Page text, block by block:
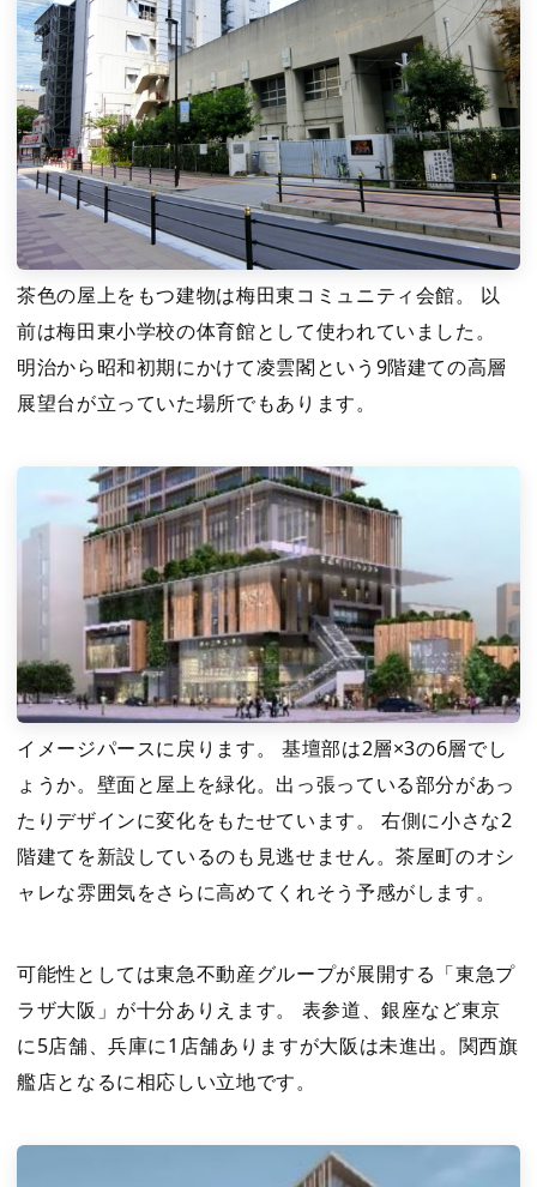
茶色の屋上をもつ建物は梅田東コミュニティ会館。 以
前は梅田東小学校の体育館として使われていました。
明治から昭和初期にかけて凌雲閣という9階建ての高層
展望台が立っていた場所でもあります。
イメージパースに戻ります。 基壇部は2層×3の6層でし
ょうか。壁面と屋上を緑化。出っ張っている部分があっ
たりデザインに変化をもたせています。 右側に小さな2
階建てを新設しているのも見逃せません。茶屋町のオシ
ャレな雰囲気をさらに高めてくれそう予感がします。
可能性としては東急不動産グループが展開する「東急プ
ラザ大阪」が十分ありえます。 表参道、銀座など東京
に5店舗、兵庫に1店舗ありますが大阪は未進出。関西旗
艦店となるに相応しい立地です。